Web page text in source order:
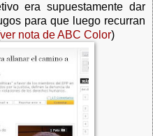
era supuestamente dar
para que luego recurran
ver nota de ABC Color)